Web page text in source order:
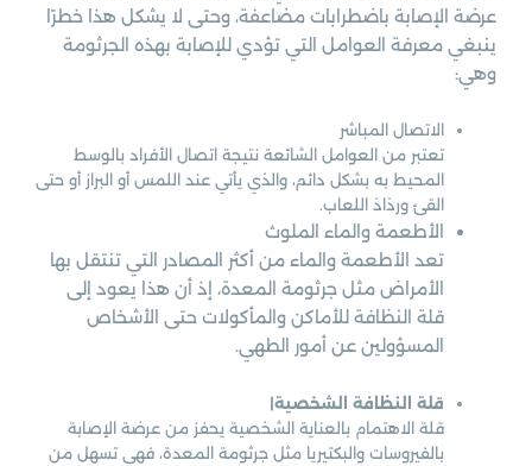
عرضة الإصابة باضطرابات مضاعفة، وحتى لا يشكل هذا خطرًا
ينبغي معرفة العوامل التي تؤدي للإصابة بهذه الجرثومة
وهي:
الاتصال المباشر
تعتبر من العوامل الشائعة نتيجة اتصال الأفراد بالوسط
المحيط به بشكل دائم، والذي يأتي عند اللمس أو البراز أو حتى
القئ ورذاذ اللعاب.
الأطعمة والماء الملوث
تعد الأطعمة والماء من أكثر المصادر التي تنتقل بها
الأمراض مثل جرثومة المعدة، إذ أن هذا يعود إلى
قلة النظافة للأماكن والمأكولات حتى الأشخاص
المسؤولين عن أمور الطهي.
قلة النظافة الشخصية|
قلة الاهتمام بالعناية الشخصية يحفز من عرضة الإصابة
بالفيروسات والبكتيريا مثل جرثومة المعدة، فهي تسهل من